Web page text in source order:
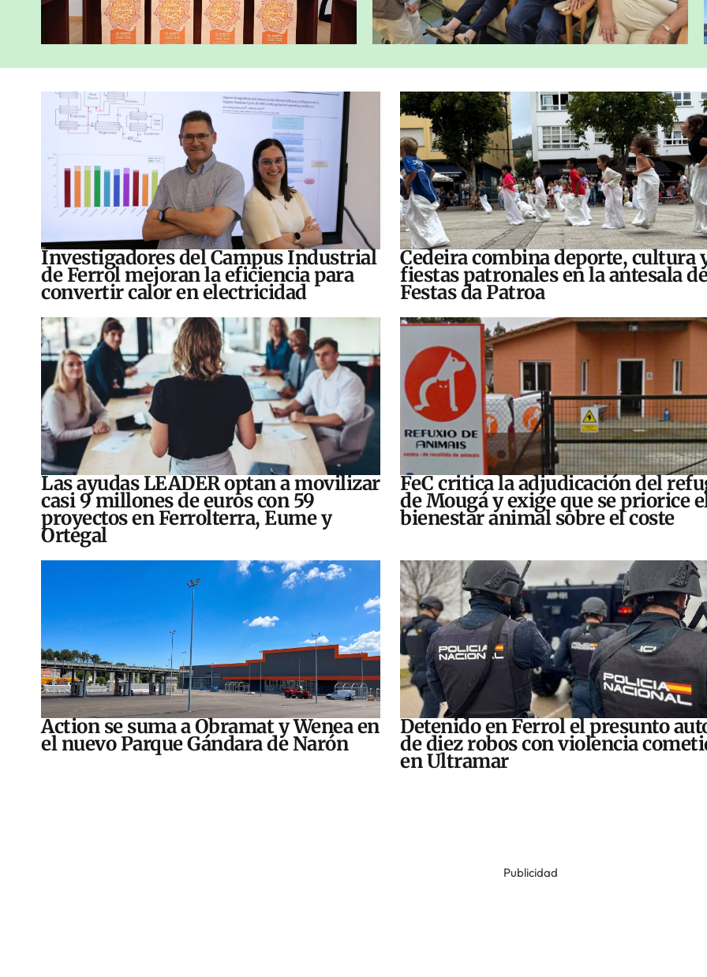
Investigadores del Campus Industrial
de Ferrol mejoran la eficiencia para
convertir calor en electricidad
Cedeira combina deporte, cultura
fiestas patronales en la antesala
Festas da Patroa
Las ayudas LEADER optan a movilizar
casi 9 millones de euros con 59
proyectos en Ferrolterra, Eume y
Ortegal
FeC critica la adjudicación del
de Mougá y exige que se priorice
bienestar animal sobre el coste
Action se suma a Obramat y Wenea en
el nuevo Parque Gándara de Narón
Detenido en Ferrol el presunto
de diez robos con violencia
en Ultramar
Publicidad